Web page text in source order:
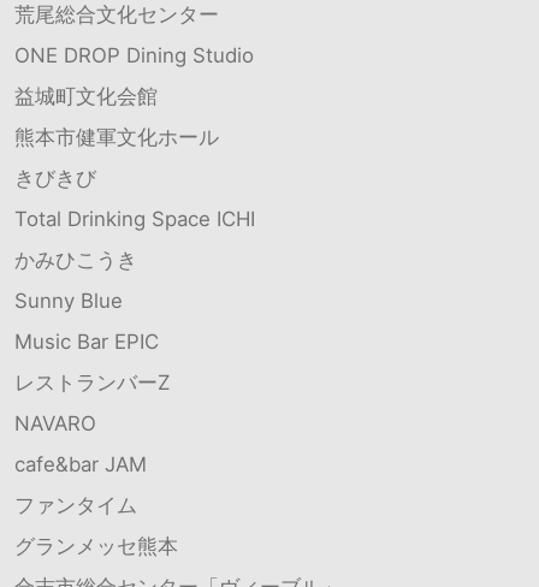
荒尾総合文化センター
ONE DROP Dining Studio
益城町文化会館
熊本市健軍文化ホール
きびきび
Total Drinking Space ICHI
かみひこうき
Sunny Blue
Music Bar EPIC
レストランバーZ
NAVARO
cafe&bar JAM
ファンタイム
グランメッセ熊本